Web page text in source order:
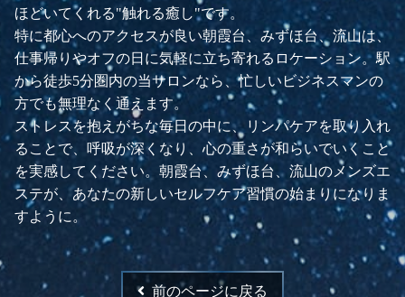
ほどいてくれる"触れる癒し"です。
特に都心へのアクセスが良い朝霞台、みずほ台、流山は、
仕事帰りやオフの日に気軽に立ち寄れるロケーション。駅
から徒歩5分圏内の当サロンなら、忙しいビジネスマンの
方でも無理なく通えます。
ストレスを抱えがちな毎日の中に、リンパケアを取り入れ
ることで、呼吸が深くなり、心の重さが和らいでいくこと
を実感してください。朝霞台、みずほ台、流山のメンズエ
ステが、あなたの新しいセルフケア習慣の始まりになりま
すように。
前のページに戻る